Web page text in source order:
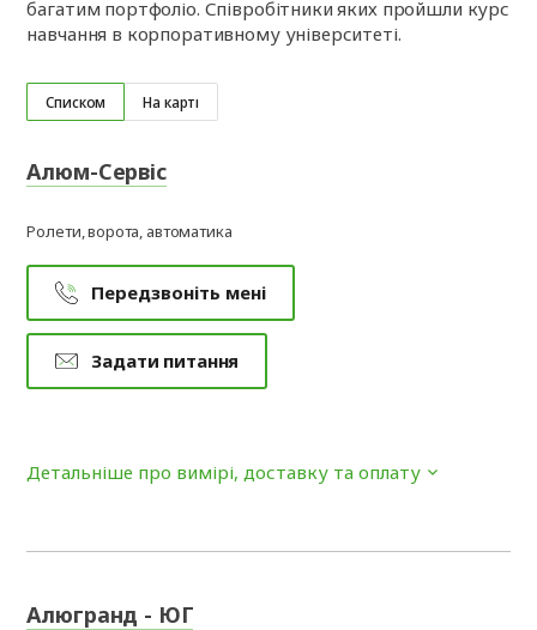
багатим портфоліо. Співробітники яких пройшли курс
навчання в корпоративному університеті.
Списком На карті
Алюм-Сервіс
Ролети, ворота, автоматика
Передзвоніть мені
Задати питання
Детальніше про вимірі, доставку та оплату
Алюгранд - ЮГ